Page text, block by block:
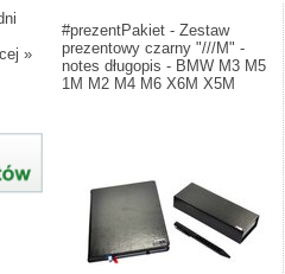
»
#prezentPakiet - Zestaw
prezentowy czarny "///M" -
notes długopis - BMW M3 M5
1M M2 M4 M6 X6M X5M